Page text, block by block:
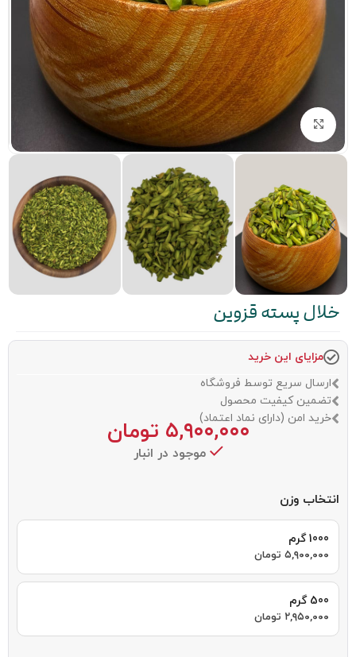
بزرگنمایی تصویر
خلال پسته قزوین
مزایای این خرید
ارسال سریع توسط فروشگاه
تضمین کیفیت محصول
خرید امن (دارای نماد اعتماد)
۵,۹۰۰,۰۰۰ تومان
موجود در انبار
انتخاب وزن
1000 گرم
۵,۹۰۰,۰۰۰ تومان
500 گرم
۲,۹۵۰,۰۰۰ تومان